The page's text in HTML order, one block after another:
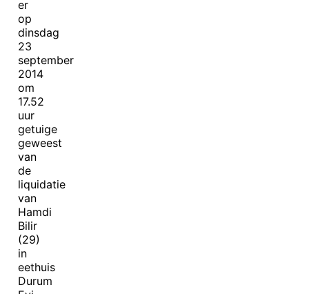
er
op
dinsdag
23
september
2014
om
17.52
uur
getuige
geweest
van
de
liquidatie
van
Hamdi
Bilir
(29)
in
eethuis
Durum